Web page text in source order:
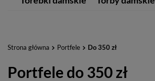
Strona główna Portfele Do 350 zł
Portfele do 350 zł